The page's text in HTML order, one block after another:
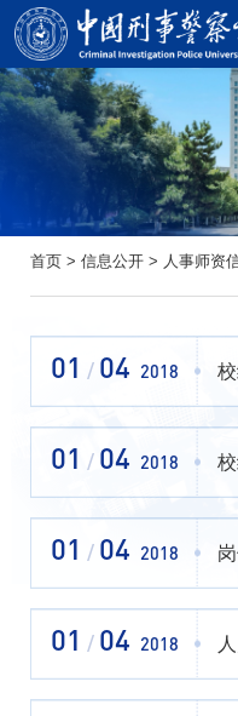
首页 > 信息公开 > 人事师资
01 / 04 2018
01 / 04 2018
01 / 04 2018
01 / 04 2018